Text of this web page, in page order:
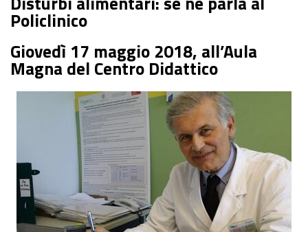
Policlinico
Giovedì 17 maggio 2018, all’Aula
Magna del Centro Didattico